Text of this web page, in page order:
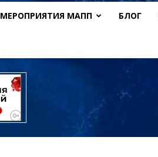
МЕРОПРИЯТИЯ МАПП БЛОГ